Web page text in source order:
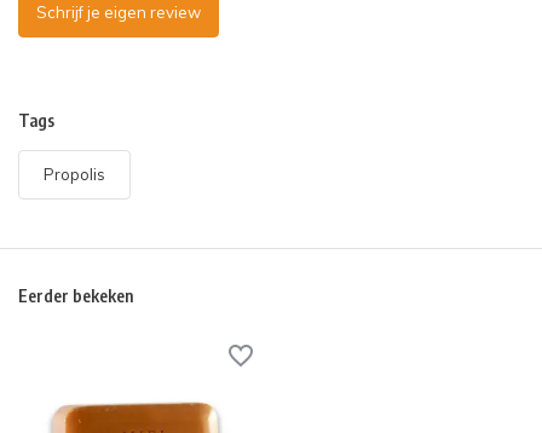
Schrijf je eigen review
Tags
Propolis
Eerder bekeken